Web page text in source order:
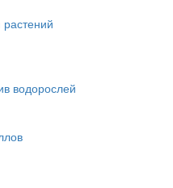
водорослей